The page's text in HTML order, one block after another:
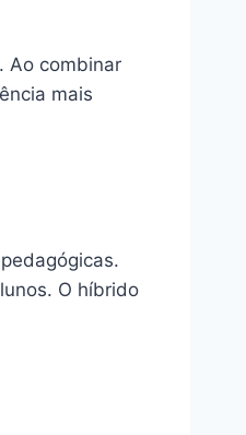
Ao combinar
mais
O híbrido